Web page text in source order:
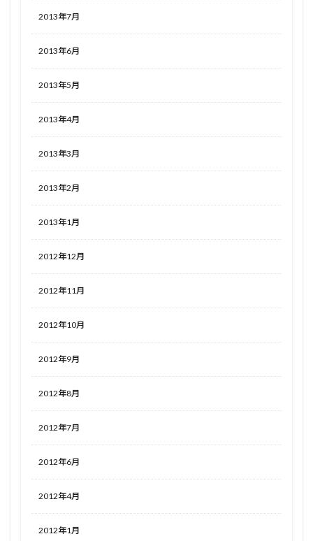
2013年7月
2013年6月
2013年5月
2013年4月
2013年3月
2013年2月
2013年1月
2012年12月
2012年11月
2012年10月
2012年9月
2012年8月
2012年7月
2012年6月
2012年4月
2012年1月